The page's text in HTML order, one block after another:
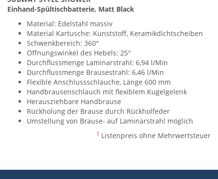
Einhand-Spültischbatterie, Matt Black
Material: Edelstahl massiv
Material Kartusche: Kunststoff, Keramikdichtscheiben
Schwenkbereich: 360°
Öffnungswinkel des Hebels: 25°
Durchflussmenge Laminarstrahl: 6,94 l/Min
Durchflussmenge Brausestrahl: 6,46 l/Min
Flexible Anschlussschläuche, Länge 600 mm
Handbrausenschlauch mit flexiblem Kugelgelenk
Herausziehbare Handbrause
Rückholung der Brause durch Rückholfeder
Umstellung von Brause- auf Laminarstrahl möglich
1 Listenpreis ohne Mehrwertsteuer